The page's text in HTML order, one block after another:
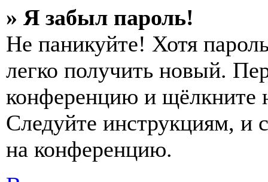
» Я забыл пароль!
Не паникуйте! Хотя
легко получить новый.
конференцию и щёлкните
Следуйте инструкциям, и
на конференцию.